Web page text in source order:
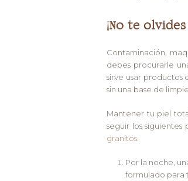
¡No te
Contaminación,
debes procurarle
sirve usar productos
sin una base de
Mantener tu piel
seguir los
granitos
Por la noche,
formulado para